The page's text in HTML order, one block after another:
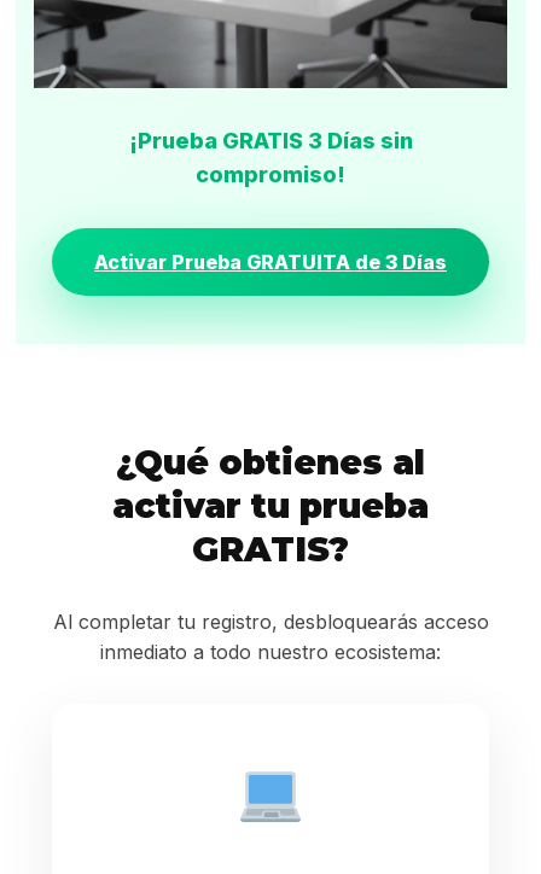
¡Prueba GRATIS 3 Días sin
compromiso!
Activar Prueba GRATUITA de 3 Días
¿Qué obtienes al
activar tu prueba
GRATIS?
Al completar tu registro, desbloquearás acceso
inmediato a todo nuestro ecosistema: